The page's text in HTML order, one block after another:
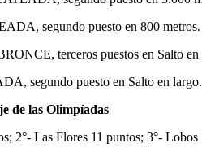
segundo puesto en 800 metros.
terceros puestos en Salto en
segundo puesto en Salto en largo.
de las Olimpíadas
2°- Las Flores 11 puntos; 3°- Lobos